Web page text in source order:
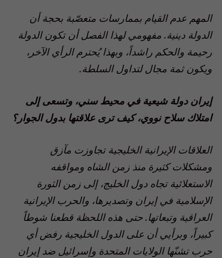
المهم عدم القيام بممارسات متعصّبة بحجة أن
الدولة دينية. مفهومي لهذا الفصل أن تكون الدولة
رحيمة والحكم راشداً، وبهذا يُحترم الرأي الآخر،
ويكون ثمة مجال لتداول السلطة.
إيران دولة شيعية في محيط سني، وتسعى إلى
امتلاك سلاح نووي، كيف ترى علاقتها بدول الجوار؟
العلاقات الإيرانية الخليجية تجاوزت مآزق
ومشكلات كثيرة منذ زمن الشاه ومواقفه
الاستعلائية تجاه دول الخليج، إلى زمن الثورة
الإسلامية في إيران وتصديرها، والحرب الإيرانية
العراقية وتبعاتها. حتى هذه اللحظة قطعنا شوطاً
كبيراً، وبرأيي أن على الدول الخليجية رفض أي
حرب تشنّها الولايات المتحدة وإسرائيل ضد إيران